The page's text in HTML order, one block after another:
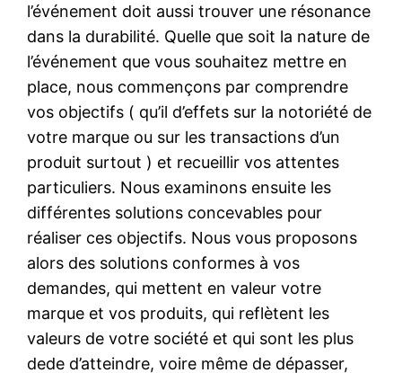
l’événement doit aussi trouver une résonance
dans la durabilité. Quelle que soit la nature de
l’événement que vous souhaitez mettre en
place, nous commençons par comprendre
vos objectifs ( qu’il d’effets sur la notoriété de
votre marque ou sur les transactions d’un
produit surtout ) et recueillir vos attentes
particuliers. Nous examinons ensuite les
différentes solutions concevables pour
réaliser ces objectifs. Nous vous proposons
alors des solutions conformes à vos
demandes, qui mettent en valeur votre
marque et vos produits, qui reflètent les
valeurs de votre société et qui sont les plus
dede d’atteindre, voire même de dépasser,